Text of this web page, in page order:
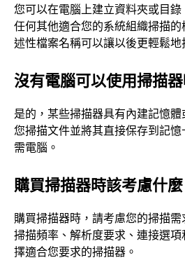
您可以在電腦上建立資料夾或目
任何其他適合您的系統組織掃描
述性檔案名稱可以讓以後更輕鬆地
沒有電腦可以使用掃描器
是的，某些掃描器具有內建記憶
您掃描文件並將其直接保存到記憶
需電腦。
購買掃描器時該考慮什麼
購買掃描器時，請考慮您的掃描需
掃描頻率、解析度要求、連接選
擇適合您要求的掃描器。